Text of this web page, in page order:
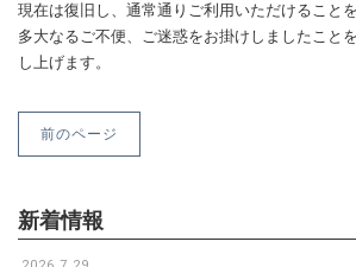
現在は復旧し、通常通りご利用いただけること
多大なるご不便、ご迷惑をお掛けしましたこと
し上げます。
前のページ
新着情報